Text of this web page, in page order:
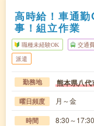
高時給！車通
事！組立作業
職種未経験OK 交通
派遣
勤務地 熊本県八代
曜日頻度 月～金
時間 8:30～